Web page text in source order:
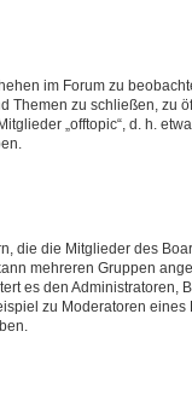
im Forum zu
Themen zu schließen, zu
„offtopic“, d. h.
die die Mitglieder des
mehreren Gruppen
es den Administratoren,
zu Moderatoren